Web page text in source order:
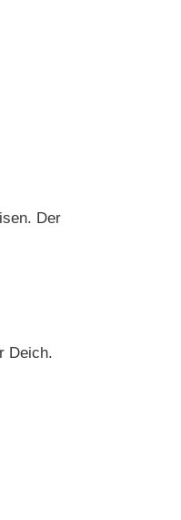
Der
Deich.